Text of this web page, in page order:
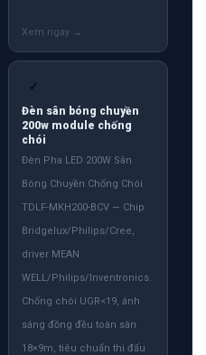
✓
Đèn sân bóng chuyền
200w module chống
chói
Đèn Pha LED 200W Sân
Bóng Chuyền Chống Chói
TDLF-MKH200-BCV — Chip
Bridgelux/Philips/Cree,
driver MEAN
WELL/Philips/Inventronics.
Chống chói UGR<19, ánh
sáng đồng đều toàn sân
18×9m, tiêu chuẩn thi đấu